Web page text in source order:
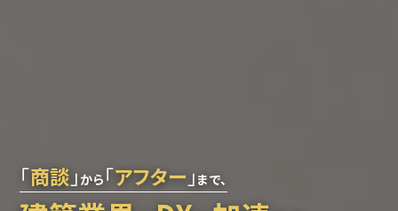
「商談 」 から 「アフター 」 まで、